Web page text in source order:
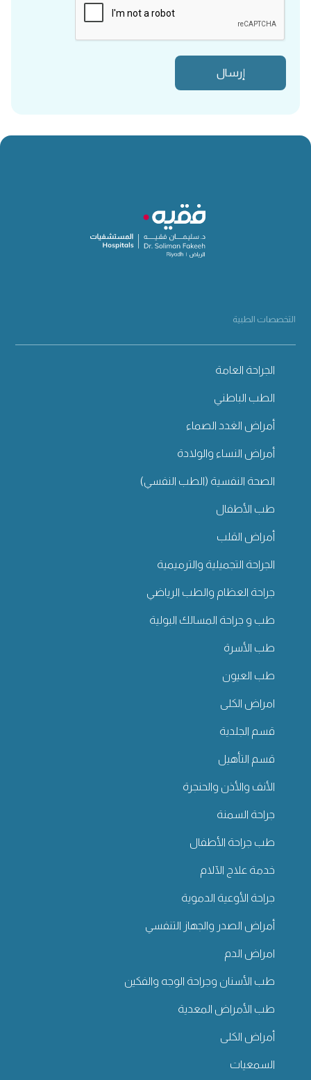
التخصصات الطبية
الجراحة العامة
الطب الباطني
أمراض الغدد الصماء
أمراض النساء والولادة
الصحة النفسية (الطب النفسي)
طب الأطفال
أمراض القلب
الجراحة التجميلية والترميمية
جراحة العظام والطب الرياضي
طب و جراحة المسالك البولية
طب الأسرة
طب العيون
امراض الكلى
قسم الجلدية
قسم التأهيل
الأنف والأذن والحنجرة
جراحة السمنة
طب جراحة الأطفال
خدمة علاج الآلام
جراحة الأوعية الدموية
أمراض الصدر والجهاز التنفسي
امراض الدم
طب الأسنان وجراحة الوجه والفكين
طب الأمراض المعدية
أمراض الكلى
السمعيات